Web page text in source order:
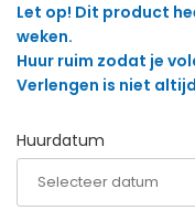
Let op! Dit product
weken.
Huur ruim zodat je
Verlengen is niet
Huurdatum